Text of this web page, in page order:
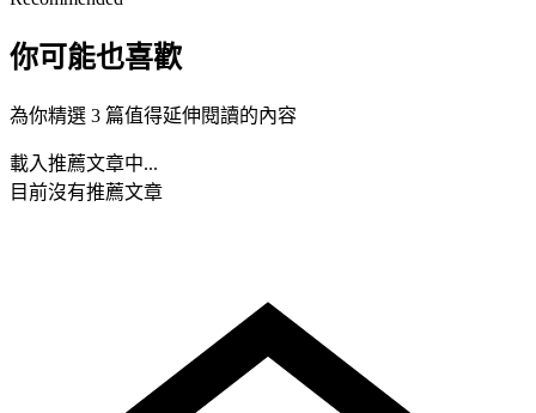
你可能也喜歡
為你精選 3 篇值得延伸閱讀的內容
載入推薦文章中...
目前沒有推薦文章